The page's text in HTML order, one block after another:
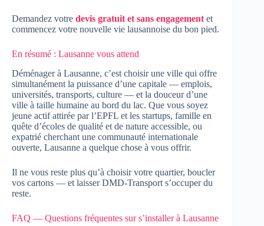
Demandez votre devis gratuit et sans engagementet
commencez votre nouvelle vie lausannoise du bon pied.
En résumé : Lausanne vous attend
Déménager à Lausanne, c’est choisir une ville qui offre
simultanément la puissance d’une capitale — emplois,
universités, transports, culture — et la douceur d’une
ville à taille humaine au bord du lac. Que vous soyez
jeune actif attirée par l’EPFL et les startups, famille en
quête d’écoles de qualité et de nature accessible, ou
expatrié cherchant une communauté internationale
ouverte, Lausanne a quelque chose à vous offrir.
Il ne vous reste plus qu’à choisir votre quartier, boucler
vos cartons — et laisser DMD-Transport s’occuper du
reste.
FAQ — Questions fréquentes sur s’installer à Lausanne